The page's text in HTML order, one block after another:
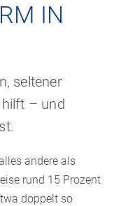
IN
seltener
– und
andere als
rund 15 Prozent
doppelt so